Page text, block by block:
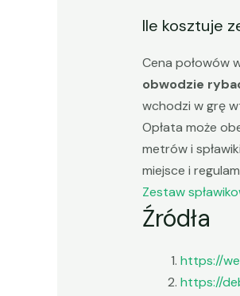
Ile kosztuje
Cena połowów
obwodzie
wchodzi w grę
Opłata może
metrów i
miejsce i
Zestaw
Źródła
https://
https://